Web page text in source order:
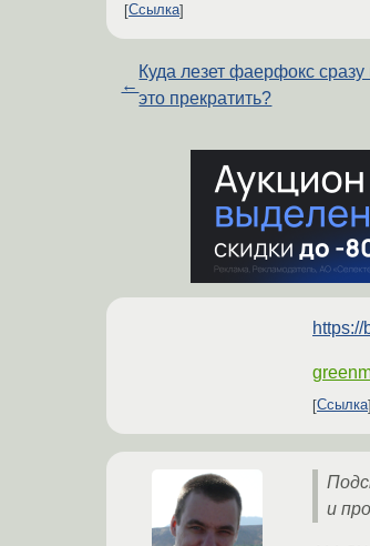
Ссылка
←
Куда лезет фаерфокс сразу
это прекратить?
Ссылка
и